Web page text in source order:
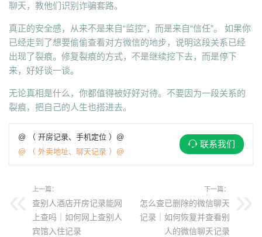
聊天，教他们识别诈骗套路。
真正的安全感，从来不是来自“监控”，而是来自“信任”。 如果你
已经走到了想要偷偷查看对方微信的地步，说明这段关系已经
出现了裂痕。修复裂痕的方式，不是继续挖下去，而是停下
来，好好谈一谈。
无论真相是什么，你都值得被好好对待。不要因为一段关系的
裂痕，把自己的人生也搭进去。
@ （ 开房记录、手机定位 ）@
@ （ 外卖地址、聊天记录 ）@
联系我们
上一篇：
查别人酒店开房记录能网
上查吗｜如何网上查别人
宾馆入住记录
下一篇：
怎么查已删除的微信聊天
记录｜如何恢复并查看别
人的微信聊天记录